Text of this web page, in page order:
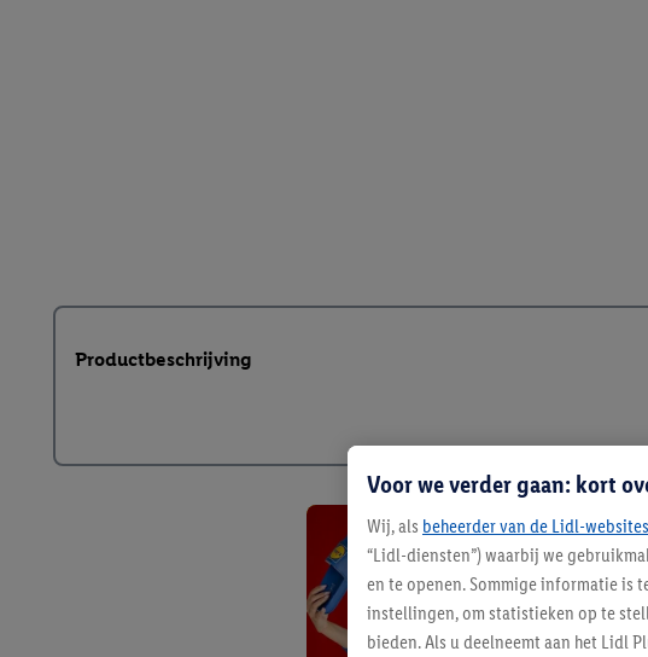
Productbeschrijving
Voor we verder gaan: kort
Wij, als beheerder van de Lidl-
“Lidl-diensten”) waarbij we
en te openen. Sommige informatie is
instellingen, om statistieken op te
bieden. Als u deelneemt aan het Lidl